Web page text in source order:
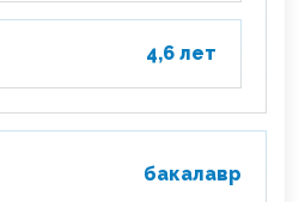
4,6 лет
бакалавр